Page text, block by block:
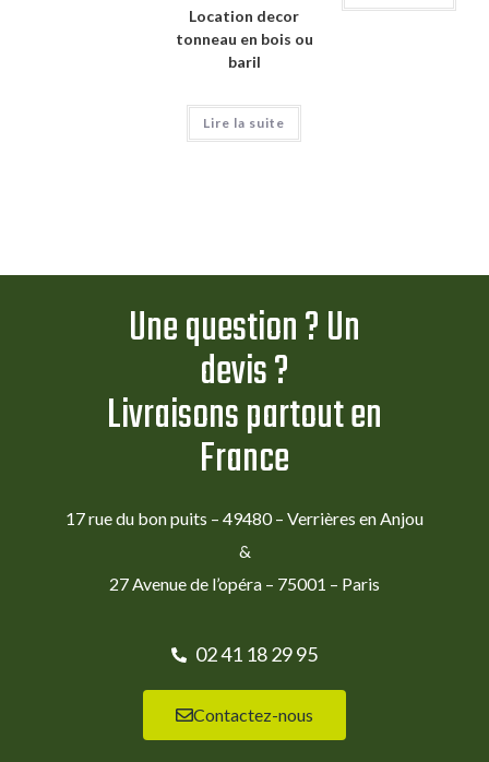
Location decor
tonneau en bois ou
baril
Lire la suite
Une question ? Un
devis ?
Livraisons partout en
France
17 rue du bon puits – 49480 – Verrières en Anjou
&
27 Avenue de l’opéra – 75001 – Paris
02 41 18 29 95
Contactez-nous